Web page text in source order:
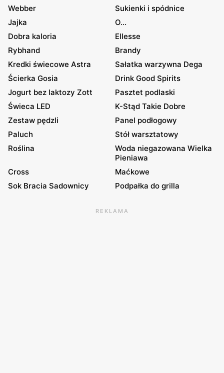
Webber
Sukienki i spódnice
Jajka
O...
Dobra kaloria
Ellesse
Rybhand
Brandy
Kredki świecowe Astra
Sałatka warzywna Dega
Ścierka Gosia
Drink Good Spirits
Jogurt bez laktozy Zott
Pasztet podlaski
Świeca LED
K-Stąd Takie Dobre
Zestaw pędzli
Panel podłogowy
Paluch
Stół warsztatowy
Roślina
Woda niegazowana Wielka
Pieniawa
Cross
Maćkowe
Sok Bracia Sadownicy
Podpałka do grilla
REKLAMA